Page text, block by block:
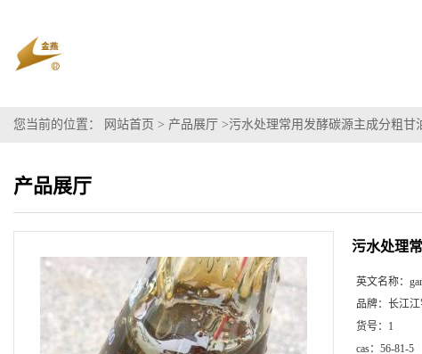
您当前的位置： 网站首页 > 产品展厅 >污水处理常用发酵碳源主成分粗甘
产品展厅
污水处理
英文名称：
品牌： 长江
货号： 1
cas： 56-81-5